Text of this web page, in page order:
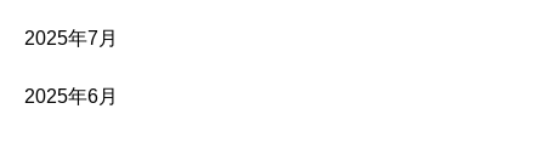
2025年7月
2025年6月